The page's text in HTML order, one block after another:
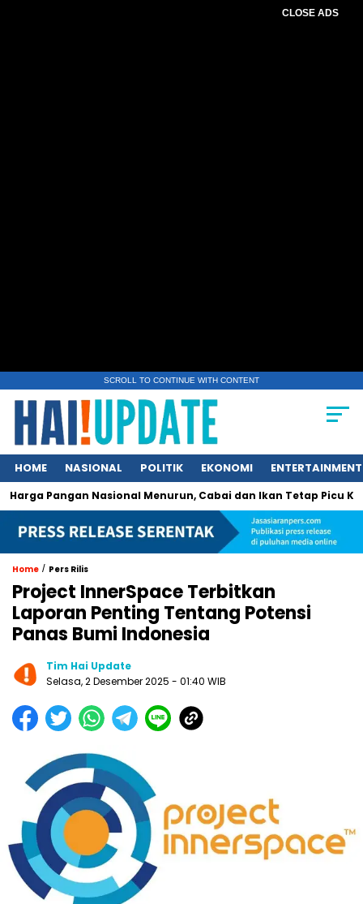
CLOSE ADS
SCROLL TO CONTINUE WITH CONTENT
HOME NASIONAL POLITIK EKONOMI ENTERTAINMENT
Nasional Menurun, Cabai dan Ikan Tetap Picu
Home / Pers Rilis
Project InnerSpace Terbitkan
Laporan Penting Tentang Potensi
Panas Bumi Indonesia
Tim Hai Update
Selasa, 2 Desember 2025 - 01:40 WIB